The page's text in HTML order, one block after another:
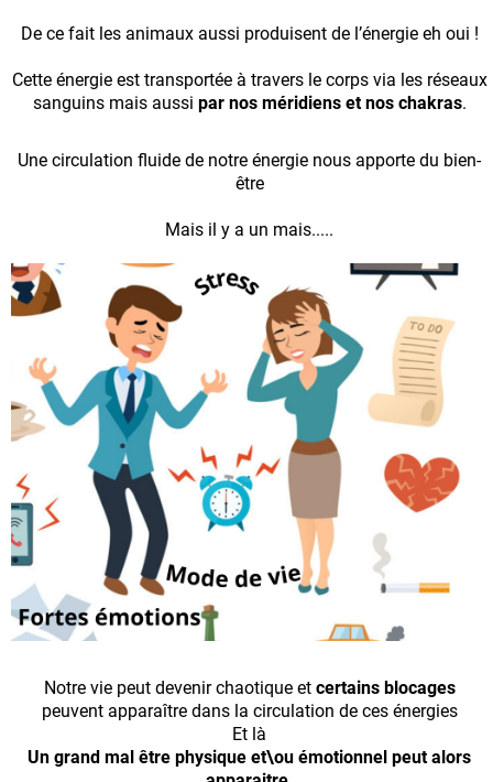
De ce fait les animaux aussi produisent de l’énergie eh oui !
Cette énergie est transportée à travers le corps via les réseaux
sanguins mais aussi par nos méridiens et nos chakras.
Une circulation fluide de notre énergie nous apporte du bien-
être
Mais il y a un mais.....
Notre vie peut devenir chaotique et certains blocages
peuvent apparaître dans la circulation de ces énergies
Et là
Un grand mal être physique et\ou émotionnel peut alors